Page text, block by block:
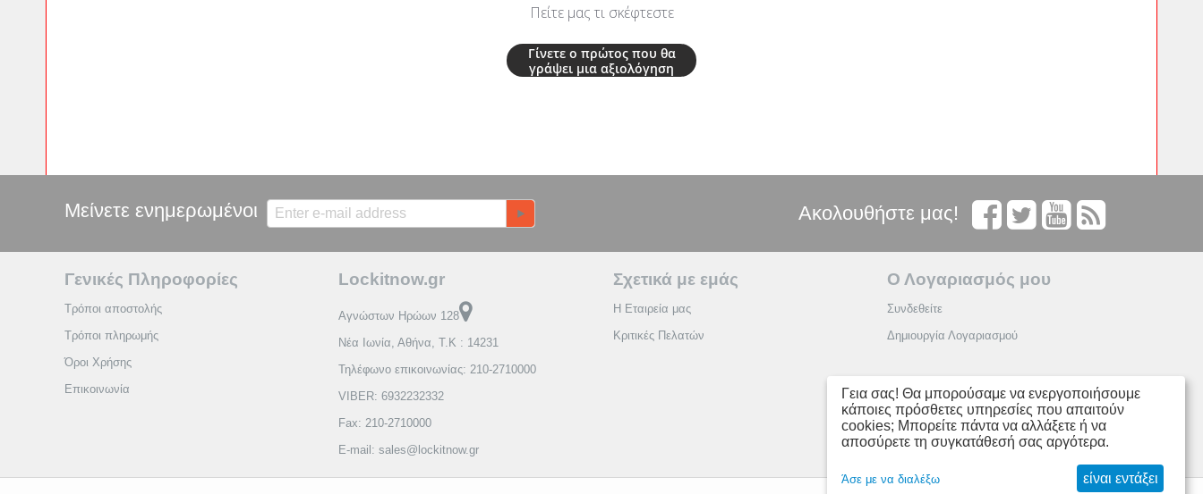
Πείτε μας τι σκέφτεστε
Γίνετε ο πρώτος που θα
γράψει μια αξιολόγηση
Μείνετε ενημερωμένοι Ακολουθήστε μας!
Γενικές Πληροφορίες
Τρόποι αποστολής
Τρόποι πληρωμής
Όροι Χρήσης
Επικοινωνία
Lockitnow.gr
Αγνώστων Ηρώων 128
Νέα Ιωνία, Αθήνα, Τ.Κ : 14231
Τηλέφωνο επικοινωνίας: 210-2710000
VIBER: 6932232332
Fax: 210-2710000
E-mail: sales@lockitnow.gr
Σχετικά με εμάς
Η Εταιρεία μας
Κριτικές Πελατών
Ο Λογαριασμός μου
Συνδεθείτε
Δημιουργία Λογαριασμού
Γεια σας! Θα μπορούσαμε να ενεργοποιήσουμε
κάποιες πρόσθετες υπηρεσίες που απαιτούν
cookies; Μπορείτε πάντα να αλλάξετε ή να
αποσύρετε τη συγκατάθεσή σας αργότερα.
Άσε με να διαλέξω είναι εντάξει